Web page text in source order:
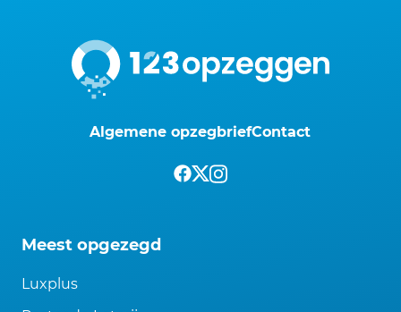
Algemene opzegbriefContact
Meest opgezegd
Luxplus